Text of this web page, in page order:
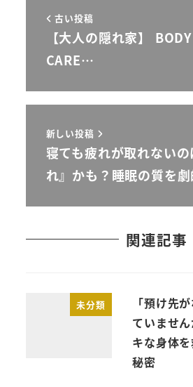
古い投稿
【大人の隠れ家】
CARE…
新しい投稿
寝ても疲れが取れない
れ』かも？睡眠の質を
関連記事
未分類
「預け先
ていませ
キな身体
秘密